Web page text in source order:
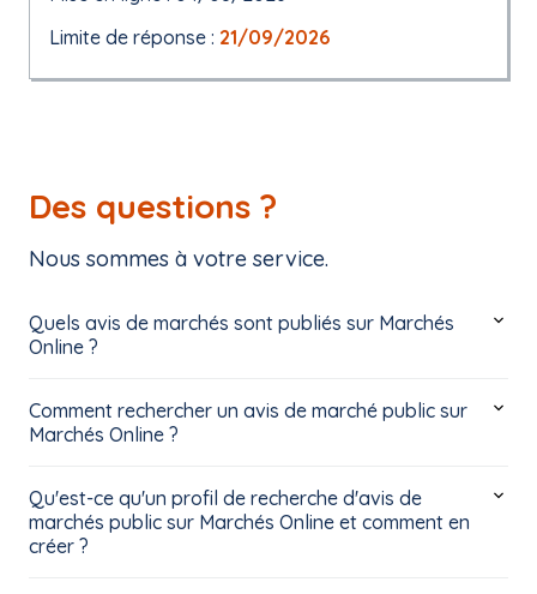
Limite de réponse : 21/09/2026
Des questions ?
Nous sommes à votre service.
Quels avis de marchés sont publiés sur Marchés
Online ?
Comment rechercher un avis de marché public sur
Marchés Online ?
Qu'est-ce qu'un profil de recherche d'avis de
marchés public sur Marchés Online et comment en
créer ?